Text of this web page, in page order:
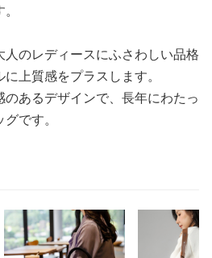
のレディースにふさわしい品格
上質感をプラスします。
あるデザインで、長年にわたっ
です。